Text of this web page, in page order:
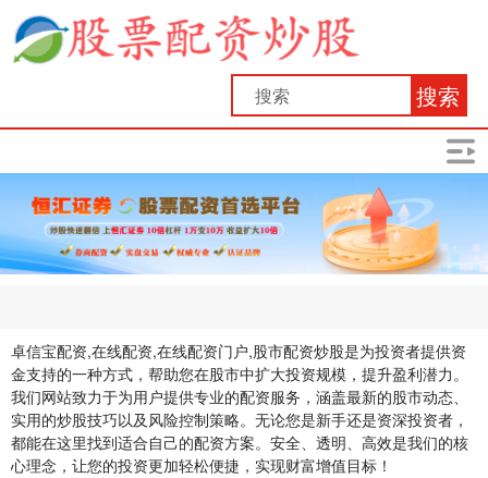
搜索
卓信宝配资,在线配资,在线配资门户,股市配资炒股是为投资者提供资
金支持的一种方式，帮助您在股市中扩大投资规模，提升盈利潜力。
我们网站致力于为用户提供专业的配资服务，涵盖最新的股市动态、
实用的炒股技巧以及风险控制策略。无论您是新手还是资深投资者，
都能在这里找到适合自己的配资方案。安全、透明、高效是我们的核
心理念，让您的投资更加轻松便捷，实现财富增值目标！